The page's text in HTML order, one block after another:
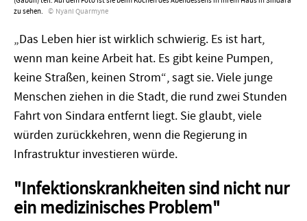
zu sehen.
Nyani Quarmyne
„Das Leben hier ist wirklich schwierig. Es ist hart,
wenn man keine Arbeit hat. Es gibt keine Pumpen,
keine Straßen, keinen Strom“, sagt sie. Viele junge
Menschen ziehen in die Stadt, die rund zwei Stunden
Fahrt von Sindara entfernt liegt. Sie glaubt, viele
würden zurückkehren, wenn die Regierung in
Infrastruktur investieren würde.
"Infektionskrankheiten sind nicht nur
ein medizinisches Problem"